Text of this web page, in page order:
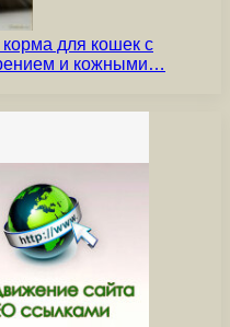
для кошек с
и кожными…